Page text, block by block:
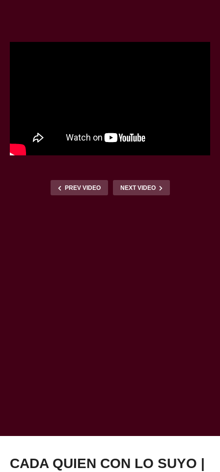
PREV VIDEO NEXT VIDEO
CADA QUIEN CON LO SUYO |